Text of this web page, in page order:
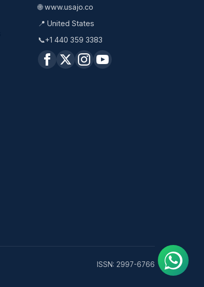
🌐 www.usajo.co
📍 United States
📞+1 440 359 3383
ISSN: 2997-6766